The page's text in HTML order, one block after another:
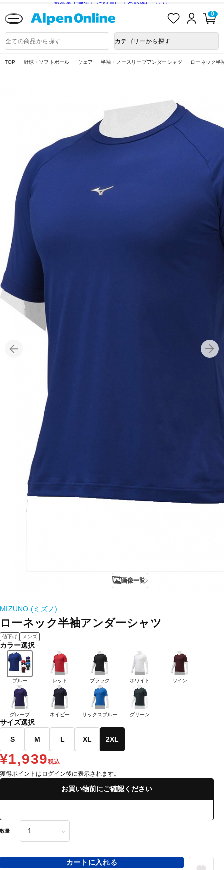
熊本県で発生した地震による影響について
入
ロ
ン
0
品
検
カテゴリーから探す
TOP 野球・ソフトボール ウェア 半袖・ノースリーブアンダーシャツ ローネック半
画像一覧
MIZUNO (ミズノ)
ローネック半袖アンダーシャツ
値下げ メンズ
カラー選択
ブルー レッド ブラック ホワイト ワイン
グレープ ネイビー サックスブルー グリーン
サイズ選択
S M L XL 2XL
¥1,939税込
獲得ポイントはログイン後に表示されます。
お買い物前にご確認ください
数量
カートに入れる